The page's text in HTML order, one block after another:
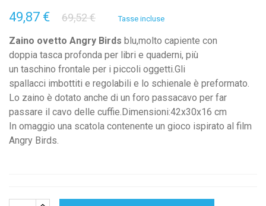
49,87 €
69,52 € Tasse incluse
Zaino ovetto Angry Birds blu,molto capiente con
doppia tasca profonda per libri e quaderni, più
un taschino frontale per i piccoli oggetti.Gli
spallacci imbottiti e regolabili e lo schienale è preformato.
Lo zaino è dotato anche di un foro passacavo per far
passare il cavo delle cuffie.Dimensioni:42x30x16 cm
In omaggio una scatola contenente un gioco ispirato al film
Angry Birds.